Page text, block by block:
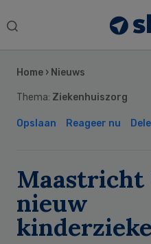
Search
Home › Nieuws
Thema: Ziekenhuiszorg
Opslaan Reageer nu
Maastricht
nieuw
Sidebar